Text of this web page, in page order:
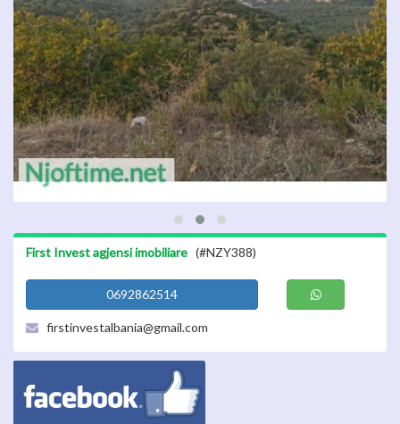
First Invest agjensi imobiliare (#NZY388)
0692862514
firstinvestalbania@gmail.com